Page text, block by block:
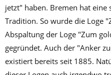
jetzt" haben. Bremen hat
Tradition. So wurde die Loge
Abspaltung der Loge "Zum
gegründet. Auch der "Anker
existiert bereits seit 1885.